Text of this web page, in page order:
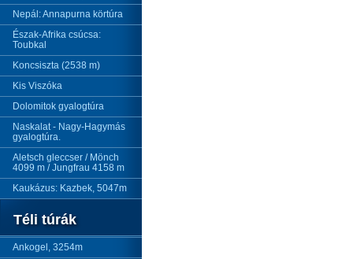
Nepál: Annapurna körtúra
Észak-Afrika csúcsa:
Toubkal
Koncsiszta (2538 m)
Kis Viszóka
Dolomitok gyalogtúra
Naskalat - Nagy-Hagymás
gyalogtúra.
Aletsch gleccser / Mönch
4099 m / Jungfrau 4158 m
Kaukázus: Kazbek, 5047m
Téli túrák
Ankogel, 3254m